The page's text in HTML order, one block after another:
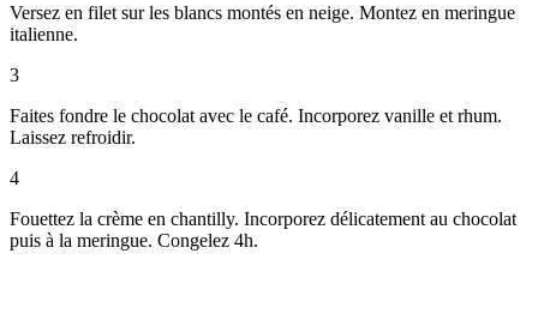
Versez en filet sur les blancs montés en neige. Montez en meringue
italienne.
3
Faites fondre le chocolat avec le café. Incorporez vanille et rhum.
Laissez refroidir.
4
Fouettez la crème en chantilly. Incorporez délicatement au chocolat
puis à la meringue. Congelez 4h.